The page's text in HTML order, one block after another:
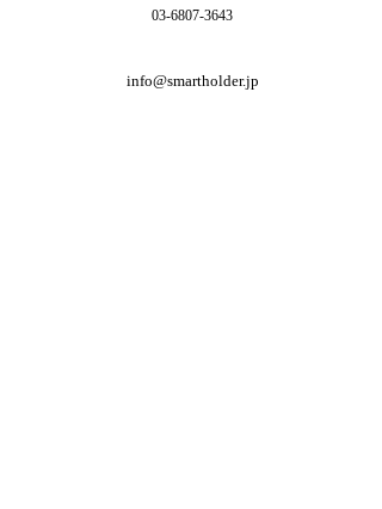
03-6807-3643
info@smartholder.jp